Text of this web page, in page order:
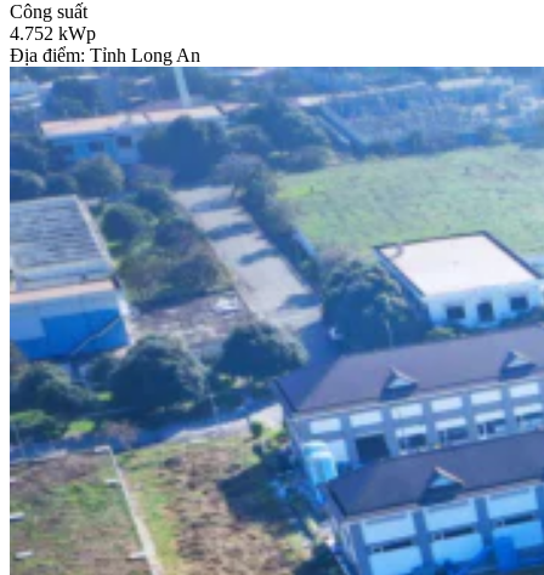
Công suất
4.752 kWp
Địa điểm: Tỉnh Long An